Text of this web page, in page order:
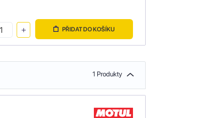
PŘIDAT DO KOŠÍKU
1 Produkty